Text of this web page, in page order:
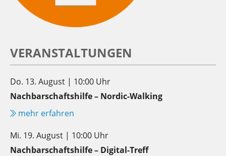
VERANSTALTUNGEN
Do. 13. August | 10:00 Uhr
Nachbarschaftshilfe – Nordic-Walking
mehr erfahren
Mi. 19. August | 10:00 Uhr
Nachbarschaftshilfe – Digital-Treff